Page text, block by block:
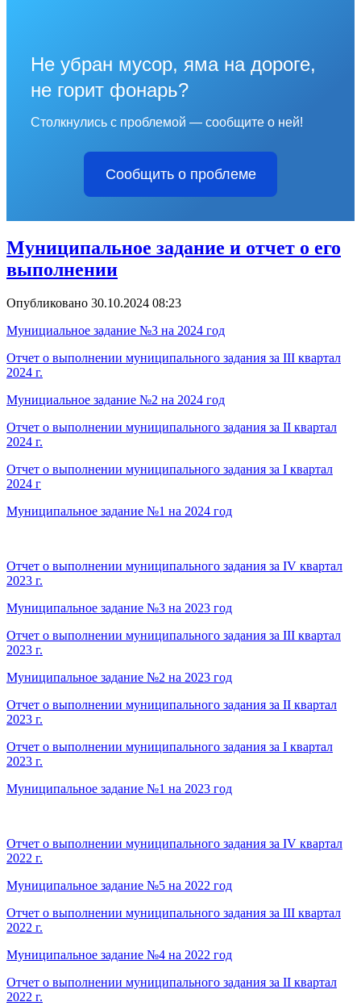
Не убран мусор, яма на дороге,
не горит фонарь?
Столкнулись с проблемой — сообщите о ней!
Сообщить о проблеме
Муниципальное задание и отчет о его
выполнении
Опубликовано 30.10.2024 08:23
Мунициальное задание №3 на 2024 год
Отчет о выполнении муниципального задания за III квартал
2024 г.
Мунициальное задание №2 на 2024 год
Отчет о выполнении муниципального задания за II квартал
2024 г.
Отчет о выполнении муниципального задания за I квартал
2024 г
Муниципальное задание №1 на 2024 год
Отчет о выполнении муниципального задания за IV квартал
2023 г.
Муниципальное задание №3 на 2023 год
Отчет о выполнении муниципального задания за III квартал
2023 г.
Муниципальное задание №2 на 2023 год
Отчет о выполнении муниципального задания за II квартал
2023 г.
Отчет о выполнении муниципального задания за I квартал
2023 г.
Муниципальное задание №1 на 2023 год
Отчет о выполнении муниципального задания за IV квартал
2022 г.
Муниципальное задание №5 на 2022 год
Отчет о выполнении муниципального задания за III квартал
2022 г.
Муниципальное задание №4 на 2022 год
Отчет о выполнении муниципального задания за II квартал
2022 г.